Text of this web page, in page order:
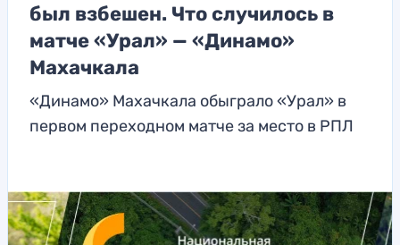
был взбешен. Что случилось в
матче «Урал» — «Динамо»
Махачкала
«Динамо» Махачкала обыграло «Урал» в
первом переходном матче за место в РПЛ